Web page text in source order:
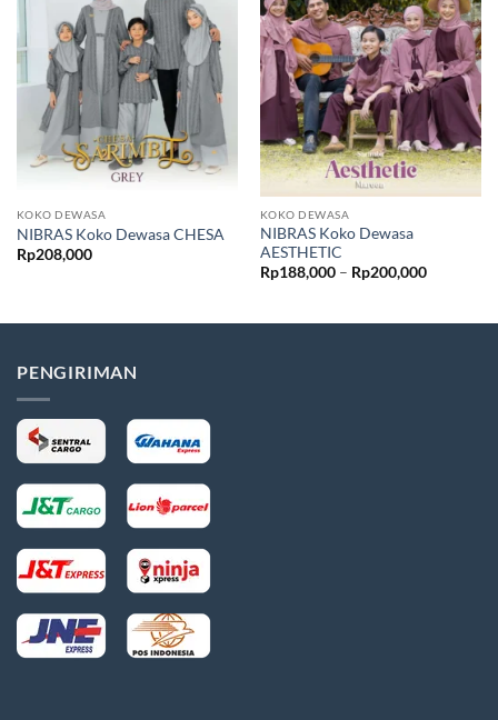
KOKO DEWASA
NIBRAS Koko Dewasa CHESA
Rp208,000
KOKO DEWASA
NIBRAS Koko Dewasa
AESTHETIC
Rp188,000 – Rp200,000Rentang
PENGIRIMAN